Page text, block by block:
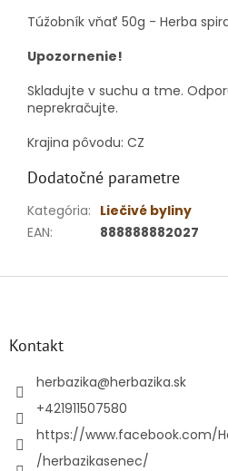
Túžobník vňať 50g - Herba
Upozornenie!
Skladujte v suchu a tme.
neprekračujte.
Krajina pôvodu: CZ
Dodatočné parametre
Kategória: Liečivé byliny
EAN: 888888882027
Kontakt
herbazika@herbazika.sk
+421911507580
https://www.facebook.com/
/herbazikasenec/